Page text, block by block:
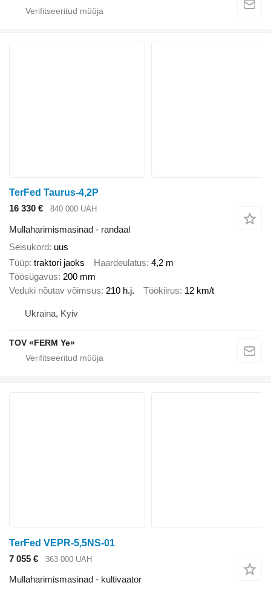
TerFed Taurus-4,2P
16 330 €
840 000 UAH
Mullaharimismasinad - randaal
Seisukord uus
Tüüp traktori jaoks Haardeulatus 4,2 m
Töösügavus 200 mm
Veduki nõutav võimsus 210 h.j. Töökiirus 12 km/t
Ukraina, Kyiv
TOV «FERM Ye»
TerFed VEPR-5,5NS-01
7 055 €
363 000 UAH
Mullaharimismasinad - kultivaator